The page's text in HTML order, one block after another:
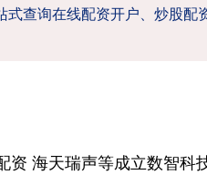
查询在线配资开户、炒股配
资 海天瑞声等成立数智科